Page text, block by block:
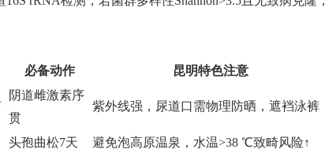
必备动作 昆明特色注意
阴道雌激素序
贯
紫外线强，尿道口需物理防晒，遮裆泳裤
头孢曲松7天 避免泡高原温泉，水温>38 ℃致畸风险↑